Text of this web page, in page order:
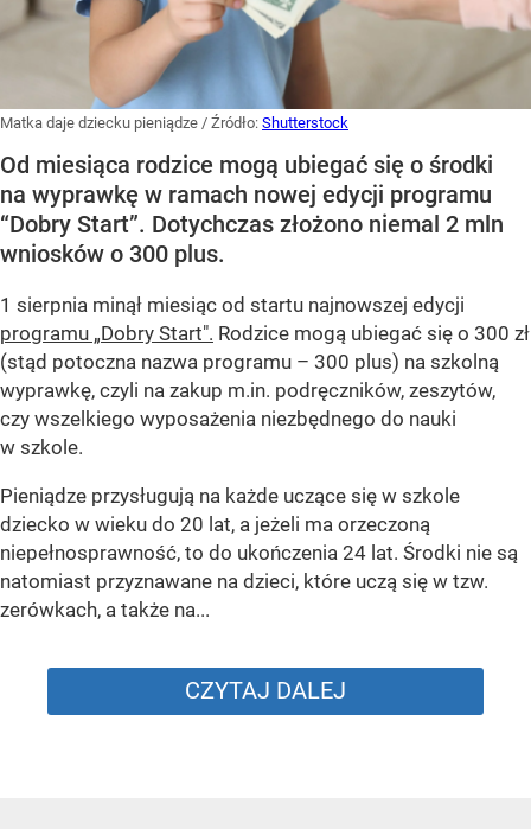
Matka daje dziecku pieniądze / Źródło: Shutterstock
Od miesiąca rodzice mogą ubiegać się o środki
na wyprawkę w ramach nowej edycji programu
“Dobry Start”. Dotychczas złożono niemal 2 mln
wniosków o 300 plus.
1 sierpnia minął miesiąc od startu najnowszej edycji
programu „Dobry Start". Rodzice mogą ubiegać się o 300 zł
(stąd potoczna nazwa programu – 300 plus) na szkolną
wyprawkę, czyli na zakup m.in. podręczników, zeszytów,
czy wszelkiego wyposażenia niezbędnego do nauki
w szkole.
Pieniądze przysługują na każde uczące się w szkole
dziecko w wieku do 20 lat, a jeżeli ma orzeczoną
niepełnosprawność, to do ukończenia 24 lat. Środki nie są
natomiast przyznawane na dzieci, które uczą się w tzw.
zerówkach, a także na...
CZYTAJ DALEJ